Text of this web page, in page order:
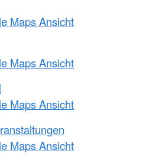
Maps Ansicht
Maps Ansicht
Maps Ansicht
Maps Ansicht